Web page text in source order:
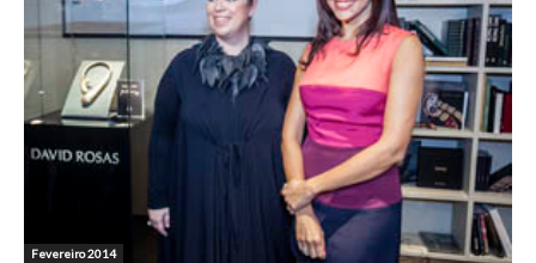
Fevereiro 2014